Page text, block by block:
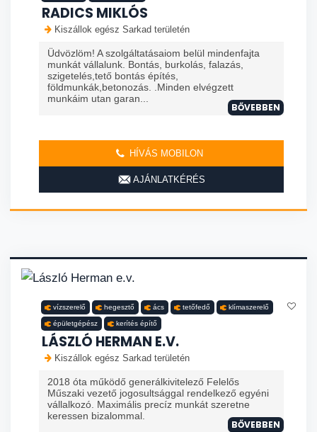
RADICS MIKLÓS
Kiszállok egész Sarkad területén
Üdvözlöm! A szolgáltatásaiom belül mindenfajta
munkát vállalunk. Bontás, burkolás, falazás,
szigetelés,tető bontás építés,
földmunkák,betonozás. .Minden elvégzett
munkáim utan garan...
BŐVEBBEN
HÍVÁS MOBILON
AJÁNLATKÉRÉS
vízszerelő hegesztő ács tetőfedő klímaszerelő
épületgépész kerítés építő
LÁSZLÓ HERMAN E.V.
Kiszállok egész Sarkad területén
2018 óta működő generálkivitelező Felelős
Műszaki vezető jogosultsággal rendelkező egyéni
vállalkozó. Maximális precíz munkát szeretne
keressen bizalommal.
BŐVEBBEN